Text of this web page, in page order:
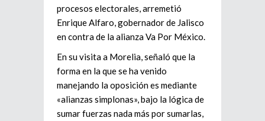
procesos electorales, arremetió
Enrique Alfaro, gobernador de Jalisco
en contra de la alianza Va Por México.
En su visita a Morelia, señaló que la
forma en la que se ha venido
manejando la oposición es mediante
«alianzas simplonas», bajo la lógica de
sumar fuerzas nada más por sumarlas,